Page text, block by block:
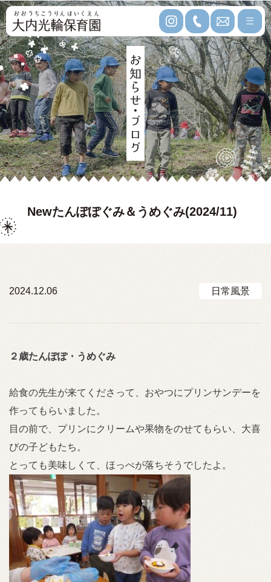
Newたんぽぽぐみ＆うめぐみ(2024/11)
2024.12.06 日常風景
２歳たんぽぽ・うめぐみ
給食の先生が来てくださって、おやつにプリンサンデーを
作ってもらいました。
目の前で、プリンにクリームや果物をのせてもらい、大喜
びの子どもたち。
とっても美味しくて、ほっぺが落ちそうでしたよ。